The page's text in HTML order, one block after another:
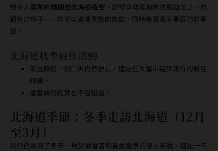
到令人震驚的晴朗的北海道夜空 。記得穿些暖和的衣服並帶上一條
額外的毯子——你可以邊喝喜歡的熱飲，同時享受滿天星辰的好季
節！
北海道秋季最佳活動
氣溫較低，但白天仍然很長，這是在大雪山徒步旅行的最佳
時機。
層雲峽的紅葉也不容錯過！
北海道季節：冬季走訪北海道（12月
至3月）
我們已經到了冬天，對於滑雪者和喜愛雪景的旅人來說，這是一年